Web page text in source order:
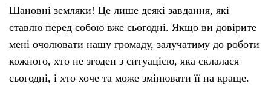
Шановні земляки! Це лише деякі завдання, які
ставлю перед собою вже сьогодні. Якщо ви довірите
мені очолювати нашу громаду, залучатиму до роботи
кожного, хто не згоден з ситуацією, яка склалася
сьогодні, і хто хоче та може змінювати її на краще.